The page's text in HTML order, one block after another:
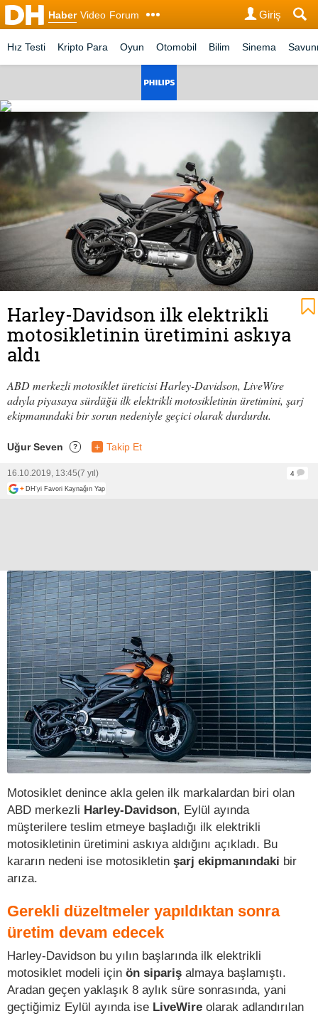
Haber Video Forum Giriş
Hız Testi Kripto Para Oyun Otomobil Bilim Sinema
Harley-Davidson ilk elektrikli
motosikletinin üretimini askıya
aldı
ABD merkezli motosiklet üreticisi Harley-Davidson, LiveWire
adıyla piyasaya sürdüğü ilk elektrikli motosikletinin üretimini, şarj
ekipmanındaki bir sorun nedeniyle geçici olarak durdurdu.
Uğur Seven ? + Takip Et
16.10.2019, 13:45(7 yıl)
4
+ DH'yi Favori Kaynağın Yap
Motosiklet denince akla gelen ilk markalardan biri olan
ABD merkezli Harley-Davidson, Eylül ayında
müşterilere teslim etmeye başladığı ilk elektrikli
motosikletinin üretimini askıya aldığını açıkladı. Bu
kararın nedeni ise motosikletin şarj ekipmanındaki bir
arıza.
Gerekli düzeltmeler yapıldıktan sonra
üretim devam edecek
Harley-Davidson bu yılın başlarında ilk elektrikli
motosiklet modeli için ön sipariş almaya başlamıştı.
Aradan geçen yaklaşık 8 aylık süre sonrasında, yani
geçtiğimiz Eylül ayında ise LiveWire olarak adlandırılan